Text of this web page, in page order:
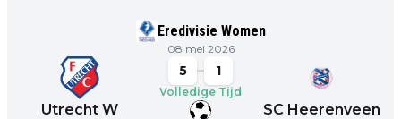
Eredivisie Women
08 mei 2026
Utrecht W
5 1
Volledige Tijd
SC Heerenveen